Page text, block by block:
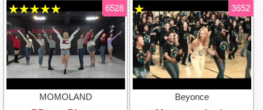
MOMOLAND
6528
★★★★★
Beyonce
3652
★